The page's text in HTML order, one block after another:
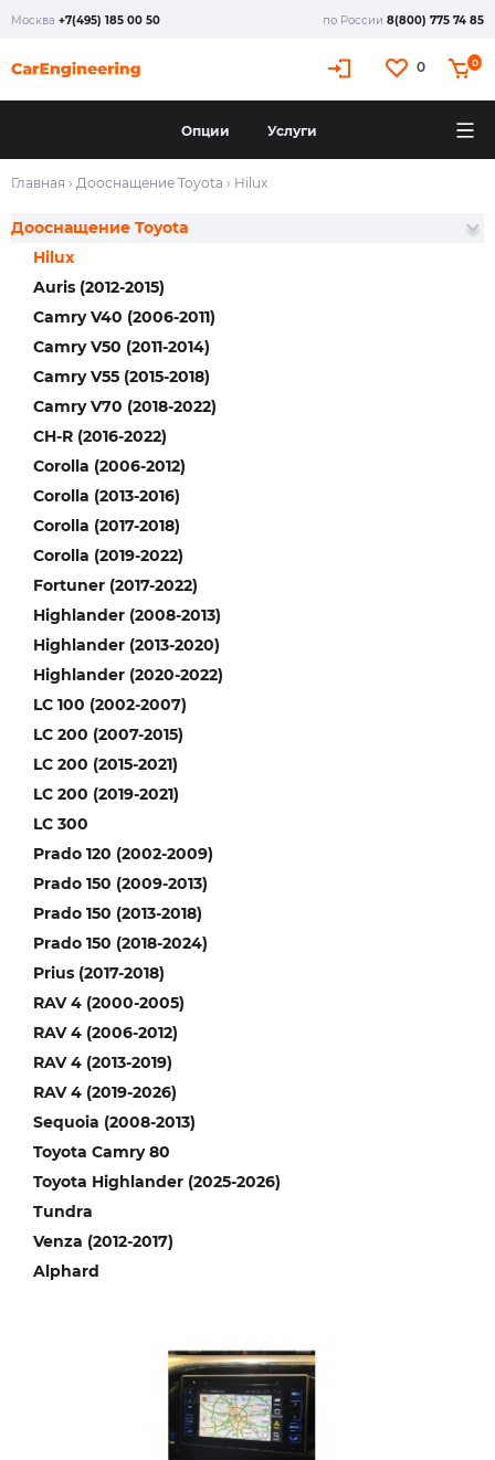
Москва +7(495) 185 00 50 по России 8(800) 775 74 85
0 0
Опции Услуги
Главная › Дооснащение Toyota › Hilux
Дооснащение Toyota
Alphard
Auris (2012-2015)
Camry V40 (2006-2011)
Camry V50 (2011-2014)
Camry V55 (2015-2018)
Camry V70 (2018-2022)
CH-R (2016-2022)
Corolla (2006-2012)
Corolla (2013-2016)
Corolla (2017-2018)
Corolla (2019-2022)
Fortuner (2017-2022)
Highlander (2008-2013)
Highlander (2013-2020)
Highlander (2020-2022)
Hilux
LC 100 (2002-2007)
LC 200 (2007-2015)
LC 200 (2015-2021)
LC 200 (2019-2021)
LC 300
Prado 120 (2002-2009)
Prado 150 (2009-2013)
Prado 150 (2013-2018)
Prado 150 (2018-2024)
Prius (2017-2018)
RAV 4 (2000-2005)
RAV 4 (2006-2012)
RAV 4 (2013-2019)
RAV 4 (2019-2026)
Sequoia (2008-2013)
Toyota Camry 80
Toyota Highlander (2025-2026)
Tundra
Venza (2012-2017)